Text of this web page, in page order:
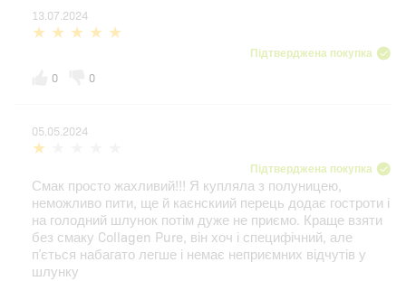
13.07.2024
Підтверджена покупка
0
0
05.05.2024
Підтверджена покупка
Смак просто жахливий!!! Я купляла з полуницею,
неможливо пити, ще й каєнскиий перець додає гостроти і
на голодний шлунок потім дуже не приємо. Краще взяти
без смаку Collagen Pure, він хоч і специфічний, але
пʼється набагато легше і немає неприємних відчутів у
шлунку